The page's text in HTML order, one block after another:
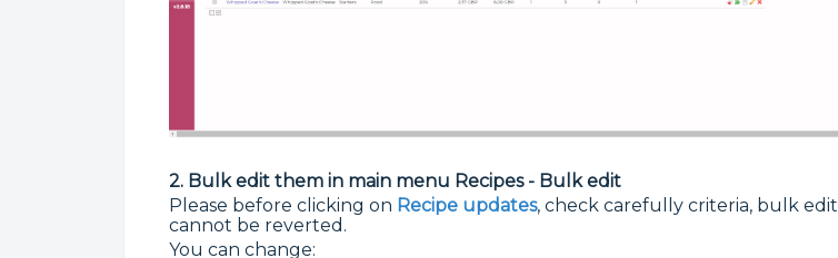
2. Bulk edit them in main menu Recipes - Bulk edit
Please before clicking on Recipe updates, check carefully criteria, bulk edit
cannot be reverted.
You can change: